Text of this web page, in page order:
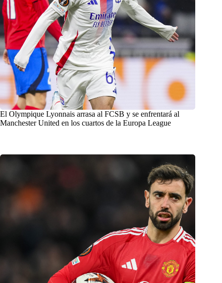
El Olympique Lyonnais arrasa al FCSB y se enfrentará al
Manchester United en los cuartos de la Europa League